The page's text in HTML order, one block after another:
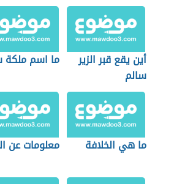
أين يقع قبر الزير
سالم
ما اسم ملكة
ما هي الخلافة معلومات عن